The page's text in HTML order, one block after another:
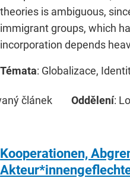
theories is ambiguous,
immigrant groups, which
incorporation depends
Témata: Globalizace,
článek Oddělení:
Kooperationen,